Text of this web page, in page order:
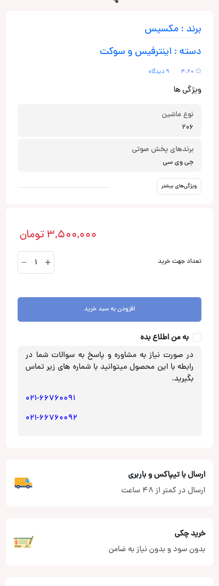
برند : مکسیس
دسته : اینترفیس و سوکت
4.20 9 دیدگاه
ویژگی ها
نوع ماشین
206
برندهای پخش صوتی
جی وی سی
ویژگی‌های بیشتر
3,500,000 تومان
تعداد جهت خرید
اینترفیس
maxis
JVC
عدد
افزودن به سبد خرید
به من اطلاع بده
در صورت نیاز به مشاوره و پاسخ به سوالات شما در
رابطه با این محصول میتوانید با شماره های زیر تماس
بگیرید.
021-66760091
021-66760092
ارسال با تیپاکس و باربری
ارسال در کمتر از 48 ساعت
خرید چکی
بدون سود و بدون نیاز به ضامن